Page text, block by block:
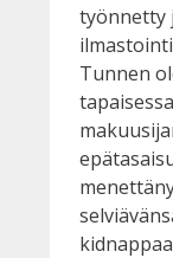
työnnetty
Tunnen